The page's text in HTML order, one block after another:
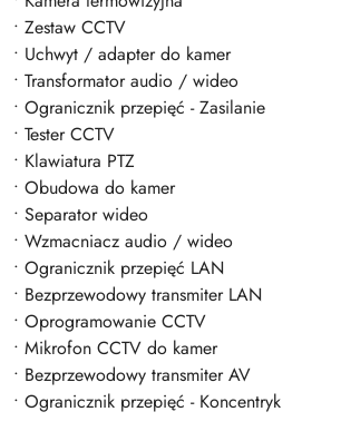
• Zestaw CCTV
• Uchwyt / adapter do kamer
• Transformator audio / wideo
• Ogranicznik przepięć - Zasilanie
• Tester CCTV
• Klawiatura PTZ
• Obudowa do kamer
• Separator wideo
• Wzmacniacz audio / wideo
• Ogranicznik przepięć LAN
• Bezprzewodowy transmiter LAN
• Oprogramowanie CCTV
• Mikrofon CCTV do kamer
• Bezprzewodowy transmiter AV
• Ogranicznik przepięć - Koncentryk